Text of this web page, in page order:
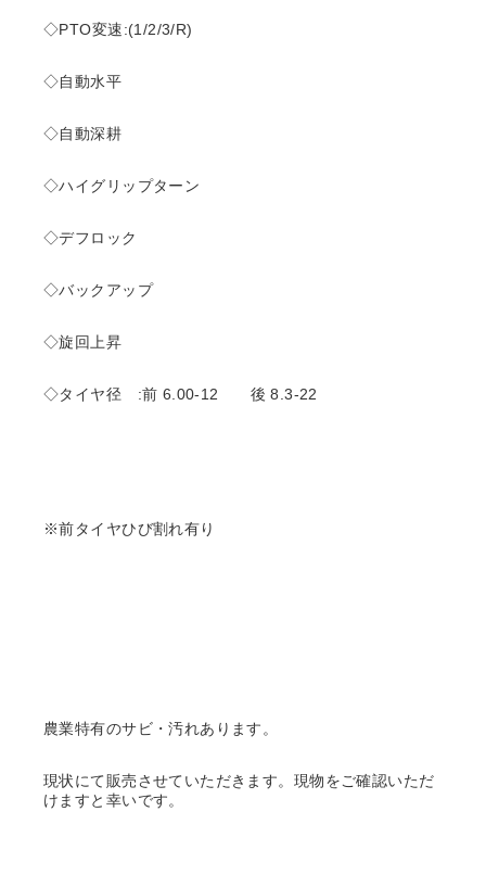
◇PTO変速:(1/2/3/R)
◇自動水平
◇自動深耕
◇ハイグリップターン
◇デフロック
◇バックアップ
◇旋回上昇
◇タイヤ径 :前 6.00-12 後 8.3-22
※前タイヤひび割れ有り
農業特有のサビ・汚れあります。
現状にて販売させていただきます。現物をご確認いただ
けますと幸いです。